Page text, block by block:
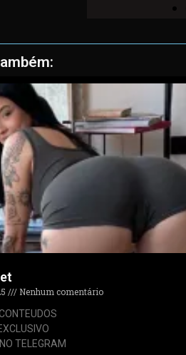
Nenhum comentário
TELEGRAM